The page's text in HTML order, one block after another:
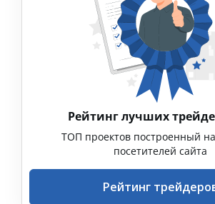
Рейтинг лучших
ТОП проектов построенный
посетителей сайта
Рейтинг